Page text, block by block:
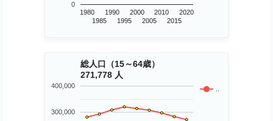
1980
1985
1990
1995
2000
2005
2010
2015
2020
0
総人口（15～64歳）
271,778 人
..
300,000
400,000